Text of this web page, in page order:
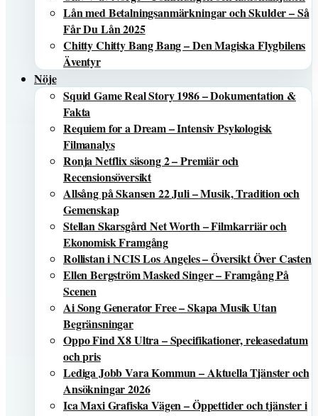
Lån med Betalningsanmärkningar och Skulder – Så
Får Du Lån 2025
Chitty Chitty Bang Bang – Den Magiska Flygbilens
Äventyr
Nöje
Squid Game Real Story 1986 – Dokumentation &
Fakta
Requiem for a Dream – Intensiv Psykologisk
Filmanalys
Ronja Netflix säsong 2 – Premiär och
Recensionsöversikt
Allsång på Skansen 22 Juli – Musik, Tradition och
Gemenskap
Stellan Skarsgård Net Worth – Filmkarriär och
Ekonomisk Framgång
Rollistan i NCIS Los Angeles – Översikt Över Casten
Ellen Bergström Masked Singer – Framgång På
Scenen
Ai Song Generator Free – Skapa Musik Utan
Begränsningar
Oppo Find X8 Ultra – Specifikationer, releasedatum
och pris
Lediga Jobb Vara Kommun – Aktuella Tjänster och
Ansökningar 2026
Ica Maxi Grafiska Vägen – Öppettider och tjänster i